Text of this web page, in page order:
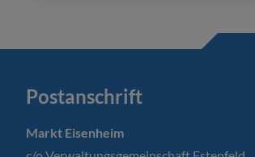
Postanschrift
Markt Eisenheim